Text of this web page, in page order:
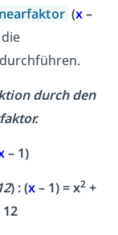
(x–
durchführen.
durch den
x– 1)
) : (x– 1) = x2+
12